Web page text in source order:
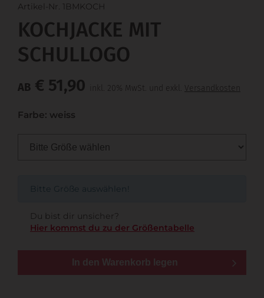
Artikel-Nr. 1BMKOCH
KOCHJACKE MIT
SCHULLOGO
AB € 51,90 inkl. 20% MwSt. und exkl. Versandkosten
Farbe: weiss
Bitte Größe auswählen!
Du bist dir unsicher?
Hier kommst du zu der Größentabelle
In den Warenkorb legen